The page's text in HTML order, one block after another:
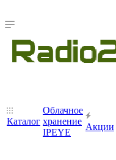
Каталог
Облачное
хранение
IPEYE
Акции